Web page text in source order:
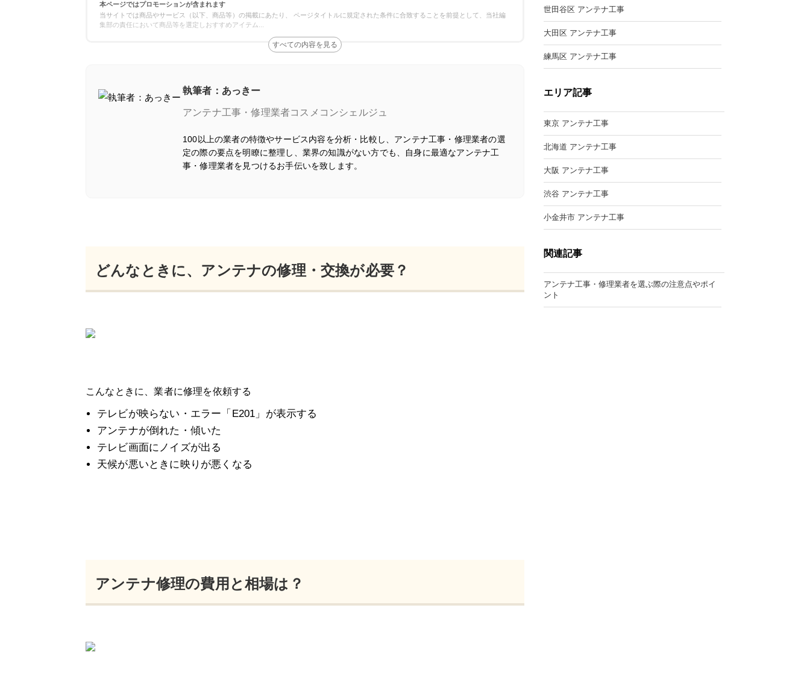
本ページではプロモーションが含まれます
当サイトでは商品やサービス（以下、商品等）の掲載にあたり、 ページタイトルに規定された条件に合致することを前提として、当社編
集部の責任において商品等を選定しおすすめアイテム
執筆者：あっきー
アンテナ工事・修理業者コスメコンシェルジュ
100以上の業者の特徴やサービス内容を分析・比較し、アンテナ工事・修理業者の選
定の際の要点を明瞭に整理し、業界の知識がない方でも、自身に最適なアンテナ工
事・修理業者を見つけるお手伝いを致します。
どんなときに、アンテナの修理・交換が必要？
こんなときに、業者に修理を依頼する
テレビが映らない・エラー「E201」が表示する
アンテナが倒れた・傾いた
テレビ画面にノイズが出る
天候が悪いときに映りが悪くなる
アンテナ修理の費用と相場は？
世田谷区 アンテナ工事
大田区 アンテナ工事
練馬区 アンテナ工事
エリア記事
東京 アンテナ工事
北海道 アンテナ工事
大阪 アンテナ工事
渋谷 アンテナ工事
小金井市 アンテナ工事
関連記事
アンテナ工事・修理業者を選ぶ際の注意点やポイ
ント